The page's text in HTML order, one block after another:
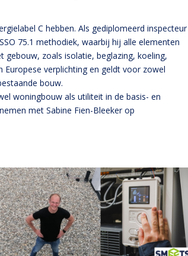
C hebben. Als gediplomeerd inspecteur
75.1 methodiek, waarbij hij alle elementen
gebouw, zoals isolatie, beglazing, koeling,
Europese verplichting en geldt voor zowel
bouw.
woningbouw als utiliteit in de basis- en
met Sabine Fien-Bleeker op